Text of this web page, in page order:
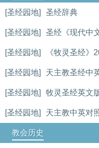
[圣经园地] 圣经辞典
[圣经园地] 圣经《现代中
[圣经园地] 《牧灵圣经》
[圣经园地] 天主教圣经中
[圣经园地] 牧灵圣经英文
[圣经园地] 天主教中英对
教会历史